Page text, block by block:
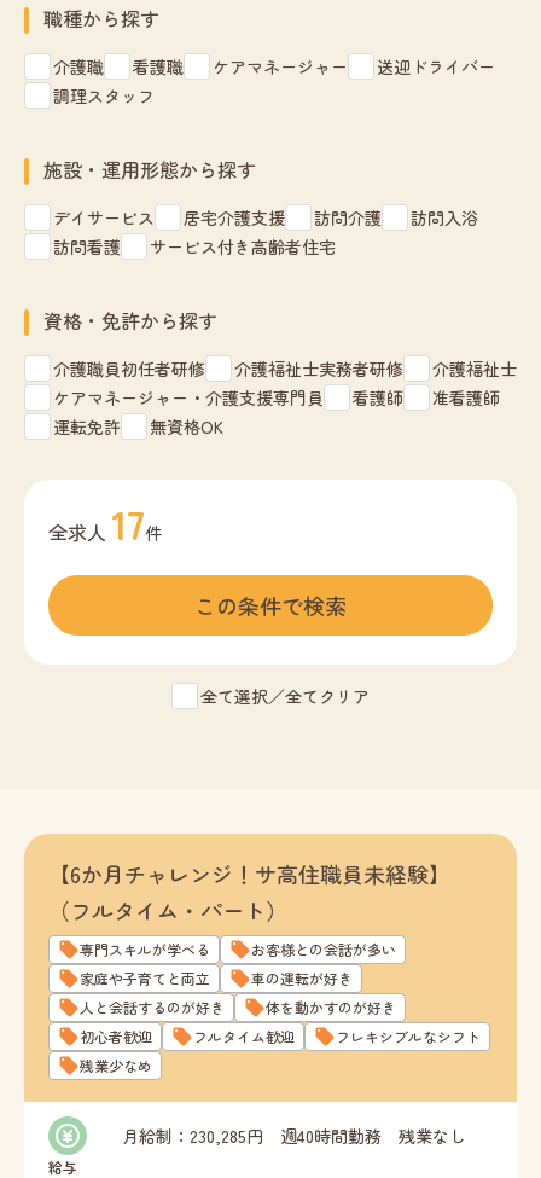
職種から探す
介護職 看護職 ケアマネージャー
送迎ドライバー
調理スタッフ
施設・運用形態から探す
デイサービス 居宅介護支援 訪問介護
訪問入浴
訪問看護
サービス付き高齢者住宅
資格・免許から探す
介護職員初任者研修 介護福祉士実務者研修
介護福祉士
ケアマネージャー・介護支援専門員
看護師
准看護師
運転免許
無資格OK
全求人 17件
全て選択／全てクリア
【6か月チャレンジ！サ高住職員未経験】
（フルタイム・パート）
専門スキルが学べる
お客様との会話が多い
家庭や子育てと両立
車の運転が好き
人と会話するのが好き
体を動かすのが好き
初心者歓迎
フルタイム歓迎
フレキシブルなシフト
残業少なめ
給与
月給制：230,285円 週40時間勤務 残業なし